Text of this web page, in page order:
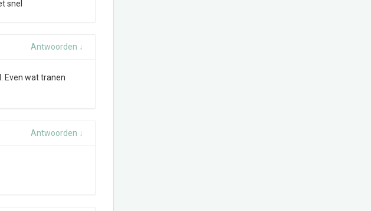
snel
Antwoorden ↓
Even wat tranen
Antwoorden ↓